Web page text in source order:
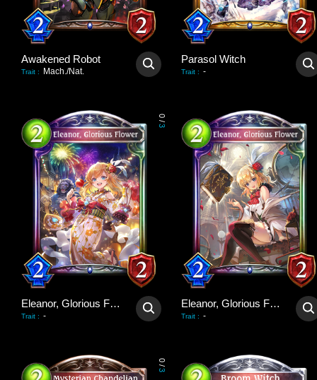
Awakened Robot
Trait : Mach./Nat.
Parasol Witch
Trait : -
0
/
3
Eleanor, Glorious Flower
Trait : -
Eleanor, Glorious Flower
Trait : -
0
/
3